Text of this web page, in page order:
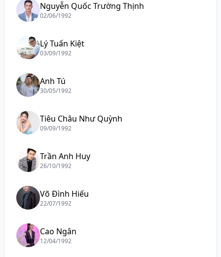
Nguyễn Quốc Trường Thịnh
02/06/1992
Lý Tuấn Kiệt
03/09/1992
Anh Tú
30/05/1992
Tiêu Châu Như Quỳnh
09/09/1992
Trần Anh Huy
26/10/1992
Võ Đình Hiếu
22/07/1992
Cao Ngân
12/04/1992